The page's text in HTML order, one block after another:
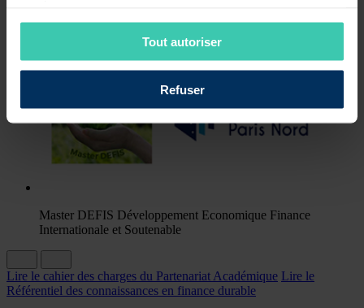
Tout autoriser
Refuser
Master DEFIS Développement Economique Finance
Internationale et Soutenable
Lire le cahier des charges du Partenariat Académique Lire le
Référentiel des connaissances en finance durable